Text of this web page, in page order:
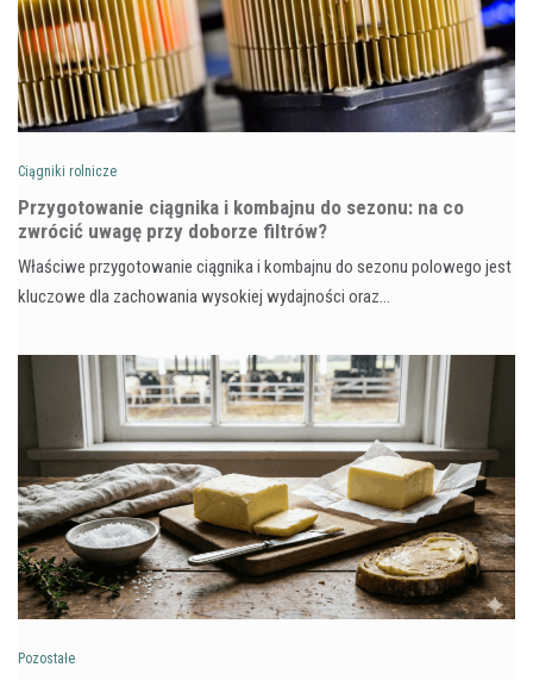
Ciągniki rolnicze
Przygotowanie ciągnika i kombajnu do sezonu: na co
zwrócić uwagę przy doborze filtrów?
Właściwe przygotowanie ciągnika i kombajnu do sezonu polowego jest
kluczowe dla zachowania wysokiej wydajności oraz…
Pozostałe